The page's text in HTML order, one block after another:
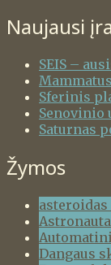
Naujausi
SEIS –
Sferinis
Senovinio
Saturnas
Žymos
asteroidas
Dangaus